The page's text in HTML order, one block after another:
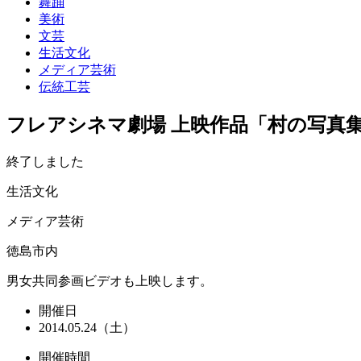
美術
文芸
生活文化
メディア芸術
伝統工芸
フレアシネマ劇場 上映作品「村の写真
終了しました
生活文化
メディア芸術
徳島市内
男女共同参画ビデオも上映します。
開催日
2014.05.24（土）
開催時間